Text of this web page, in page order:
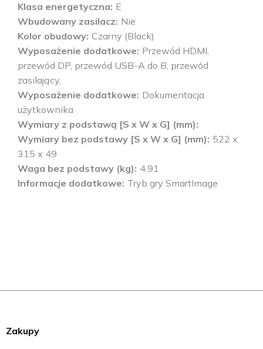
Klasa energetyczna E
Wbudowany zasilacz Nie
Kolor obudowy Czarny (Black)
Wyposażenie dodatkowe Przewód HDMI,
przewód DP, przewód USB-A do B, przewód
zasilający,
Wyposażenie dodatkowe Dokumentacja
użytkownika
Wymiary z podstawą [S x W x G] (mm)
Wymiary bez podstawy [S x W x G] (mm) 522 x
315 x 49
Waga bez podstawy (kg) 4.91
Informacje dodatkowe Tryb gry SmartImage
Zakupy